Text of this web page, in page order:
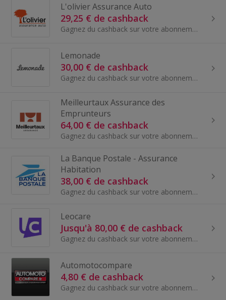
L'olivier Assurance Auto
29,25 € de cashback
Gagnez du cashback sur votre abonnement assurance auto avec la marque L'olivier Assurance Auto.
Lemonade
30,00 € de cashback
Gagnez du cashback sur votre abonnement assurance avec la marque Lemonade.
Meilleurtaux Assurance des
Emprunteurs
64,00 € de cashback
Gagnez du cashback sur votre abonnement assurance avec la marque Meilleurtaux Assurance des Emprunteurs.
La Banque Postale - Assurance
Habitation
38,00 € de cashback
Gagnez du cashback sur votre abonnement assurance avec la marque La Banque Postale.
Leocare
Jusqu'à 80,00 € de cashback
Gagnez du cashback sur votre abonnement assurance avec la marque Leoca...
Automotocompare
4,80 € de cashback
Gagnez du cashback sur votre abonnement assurance auto avec la marque Automotocompare par TF1.